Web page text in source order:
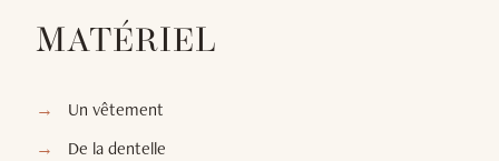
MATÉRIEL
Un vêtement
De la dentelle